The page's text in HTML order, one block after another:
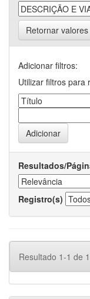
Retornar valores
Adicionar filtros:
Utilizar filtros para
Resultados/
Registro(s)
Resultado 1-1 de